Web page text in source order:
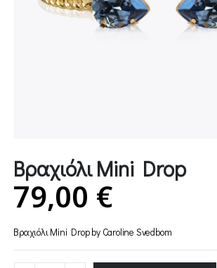
Βραχιόλι Mini Drop
79,00 €
Βραχιόλι Mini Drop by Caroline Svedbom